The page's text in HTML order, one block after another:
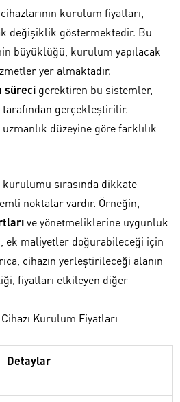
kurulum fiyatları,
değişiklik göstermektedir. Bu
büyüklüğü, kurulum yapılacak
yer almaktadır.
süreci gerektiren bu sistemler,
gerçekleştirilir.
düzeyine göre farklılık
sırasında dikkate
noktalar vardır. Örneğin,
ve yönetmeliklerine uygunluk
ek maliyetler doğurabileceği için
cihazın yerleştirileceği alanın
fiyatları etkileyen diğer
Kurulum Fiyatları
Detaylar